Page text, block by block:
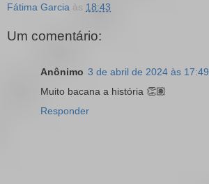
Fátima Garcia às 18:43
Um comentário:
Anônimo 3 de abril de 2024 às 17:49
Muito bacana a história 👏🏽
Responder